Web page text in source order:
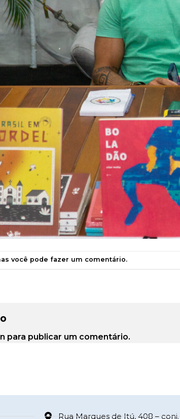
você pode fazer um comentário.
para publicar um comentário.
Rua Marques de Itú, 408 – conj.